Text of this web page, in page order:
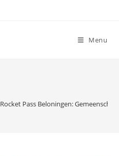
Menu
Rocket Pass Beloningen: